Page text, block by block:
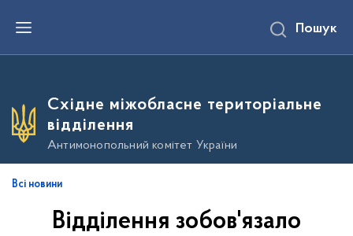
е
о
о
в
Пошук
Східне міжобласне територіальне
відділення
Антимонопольний комітет України
Всі новини
Відділення зобов'язало